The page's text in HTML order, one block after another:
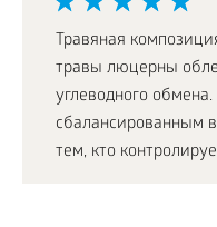
Травяная
травы люцерны
углеводного
сбалансированным
тем, кто